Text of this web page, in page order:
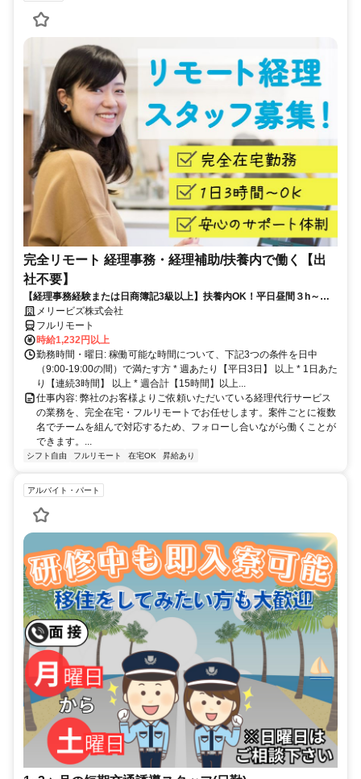
完全リモート 経理事務・経理補助/扶養内で働く【出
社不要】
【経理事務経験または日商簿記3級以上】扶養内OK！平日昼間３h～。
完全在宅で育児・介護中の方も大歓迎♪
メリービズ株式会社
フルリモート
時給1,232円以上
勤務時間・曜日: 稼働可能な時間について、下記3つの条件を日中
（9:00-19:00の間）で満たす方 * 週あたり【平日3日】 以上 * 1日あた
り【連続3時間】 以上 * 週合計【15時間】以上...
仕事内容: 弊社のお客様よりご依頼いただいている経理代行サービス
の業務を、完全在宅・フルリモートでお任せします。案件ごとに複数
名でチームを組んで対応するため、フォローし合いながら働くことが
できます。...
シフト自由 フルリモート 在宅OK 昇給あり
アルバイト・パート